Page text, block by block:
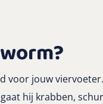
voor jouw
hij krabben,